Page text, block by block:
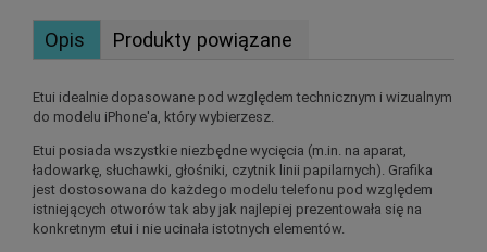
Opis Produkty powiązane
Etui idealnie dopasowane pod względem technicznym i wizualnym
do modelu iPhone'a, który wybierzesz.
Etui posiada wszystkie niezbędne wycięcia (m.in. na aparat,
ładowarkę, słuchawki, głośniki, czytnik linii papilarnych). Grafika
jest dostosowana do każdego modelu telefonu pod względem
istniejących otworów tak aby jak najlepiej prezentowała się na
konkretnym etui i nie ucinała istotnych elementów.